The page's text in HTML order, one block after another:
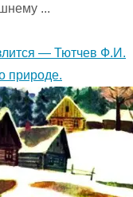
...
— Тютчев Ф.И.
природе.